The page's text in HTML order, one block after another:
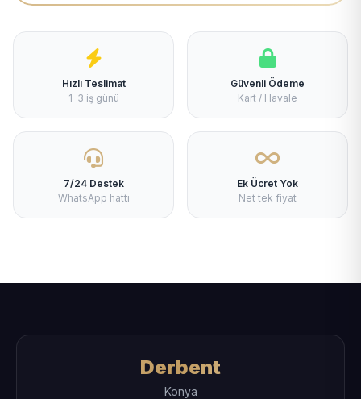
Hızlı Teslimat
1-3 iş günü
Güvenli Ödeme
Kart / Havale
7/24 Destek
WhatsApp hattı
Ek Ücret Yok
Net tek fiyat
Derbent
Konya